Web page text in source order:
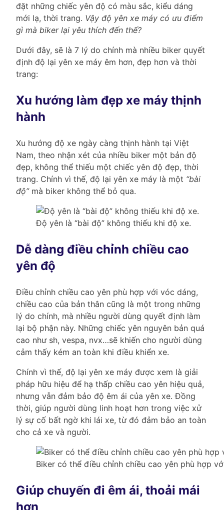
đặt những chiếc yên độ có màu sắc, kiểu dáng
mới lạ, thời trang. Vậy độ yên xe máy có ưu điểm
gì mà biker lại yêu thích đến thế?
Dưới đây, sẽ là 7 lý do chính mà nhiều biker quyết
định độ lại yên xe máy êm hơn, đẹp hơn và thời
trang:
Xu hướng làm đẹp xe máy thịnh
hành
Xu hướng độ xe ngày càng thịnh hành tại Việt
Nam, theo nhận xét của nhiều biker một bản độ
đẹp, không thể thiếu một chiếc yên độ đẹp, thời
trang. Chính vì thế, độ lại yên xe máy là một “bài
độ”mà biker không thể bỏ qua.
Độ yên là “bài độ” không thiếu khi độ xe.
Dễ dàng điều chỉnh chiều cao
yên độ
Điều chỉnh chiều cao yên phù hợp với vóc dáng,
chiều cao của bản thân cũng là một trong những
lý do chính, mà nhiều người dùng quyết định làm
lại bộ phận này. Những chiếc yên nguyên bản quá
cao như sh, vespa, nvx…sẽ khiến cho người dùng
cảm thấy kém an toàn khi điều khiển xe.
Chính vì thế, độ lại yên xe máy được xem là giải
pháp hữu hiệu để hạ thấp chiều cao yên hiệu quả,
nhưng vẫn đảm bảo độ êm ái của yên xe. Đồng
thời, giúp người dùng linh hoạt hơn trong việc xử
lý sự cố bất ngờ khi lái xe, từ đó đảm bảo an toàn
cho cả xe và người.
Biker có thể điều chỉnh chiều cao yên phù hợp
Giúp chuyến đi êm ái, thoải mái
hơn